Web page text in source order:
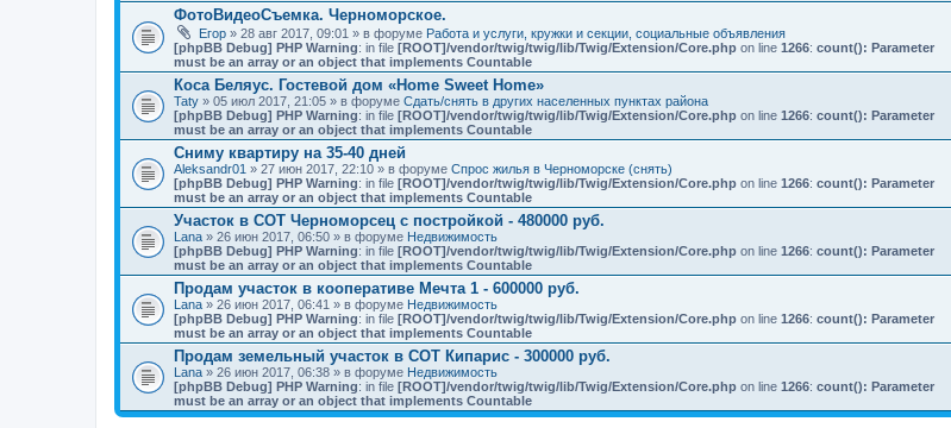
ФотоВидеоСъемка. Черноморское.
Егор » 28 авг 2017, 09:01 » в форуме Работа и услуги, кружки и секции, социальные объявления
[phpBB Debug] PHP Warning: in file [ROOT]/vendor/twig/twig/lib/Twig/Extension/Core.php on line 1266: count(): Parameter
must be an array or an object that implements Countable
Коса Беляус. Гостевой дом «Home Sweet Home»
Taty » 05 июл 2017, 21:05 » в форуме Сдать/снять в других населенных пунктах района
[phpBB Debug] PHP Warning: in file [ROOT]/vendor/twig/twig/lib/Twig/Extension/Core.php on line 1266: count(): Parameter
must be an array or an object that implements Countable
Сниму квартиру на 35-40 дней
Aleksandr01 » 27 июн 2017, 22:10 » в форуме Спрос жилья в Черноморске (снять)
[phpBB Debug] PHP Warning: in file [ROOT]/vendor/twig/twig/lib/Twig/Extension/Core.php on line 1266: count(): Parameter
must be an array or an object that implements Countable
Участок в СОТ Черноморсец с постройкой - 480000 руб.
Lana » 26 июн 2017, 06:50 » в форуме Недвижимость
[phpBB Debug] PHP Warning: in file [ROOT]/vendor/twig/twig/lib/Twig/Extension/Core.php on line 1266: count(): Parameter
must be an array or an object that implements Countable
Продам участок в кооперативе Мечта 1 - 600000 руб.
Lana » 26 июн 2017, 06:41 » в форуме Недвижимость
[phpBB Debug] PHP Warning: in file [ROOT]/vendor/twig/twig/lib/Twig/Extension/Core.php on line 1266: count(): Parameter
must be an array or an object that implements Countable
Продам земельный участок в СОТ Кипарис - 300000 руб.
Lana » 26 июн 2017, 06:38 » в форуме Недвижимость
[phpBB Debug] PHP Warning: in file [ROOT]/vendor/twig/twig/lib/Twig/Extension/Core.php on line 1266: count(): Parameter
must be an array or an object that implements Countable